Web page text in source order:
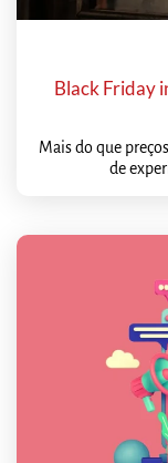
Black Friday
Mais do que
de